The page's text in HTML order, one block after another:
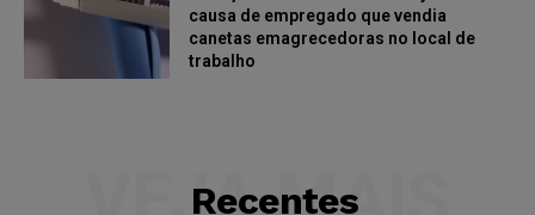
causa de empregado que vendia
canetas emagrecedoras no local de
trabalho
Recentes